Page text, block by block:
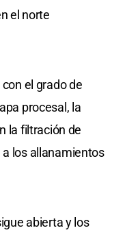
el norte
el grado de
procesal, la
la filtración de
los allanamientos
abierta y los